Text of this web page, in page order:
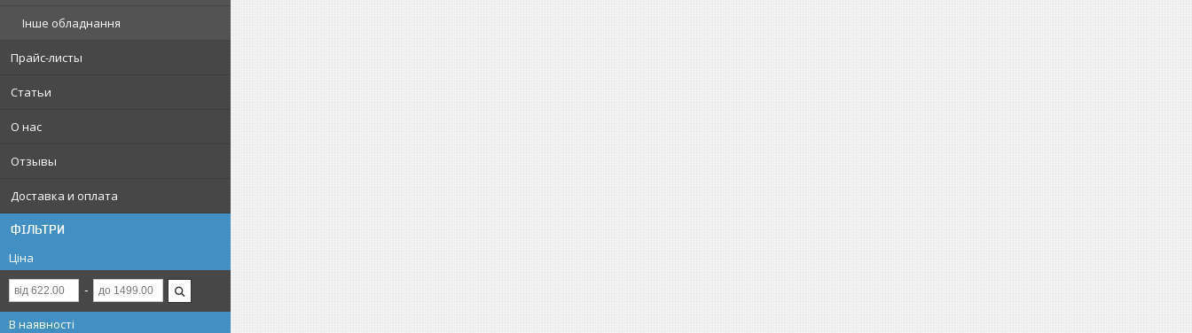
Інше обладнання
Прайс-листы
Статьи
О нас
Отзывы
Доставка и оплата
ФІЛЬТРИ
Ціна
В наявності